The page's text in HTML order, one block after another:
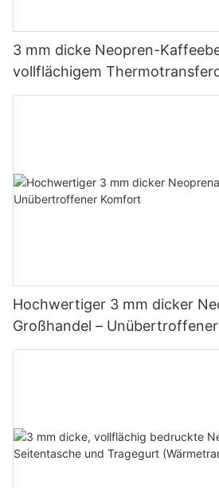
3 mm dicke Neopren-
vollflächigem
Hochwertiger 3 mm dicker
Großhandel –